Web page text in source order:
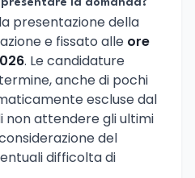
la domanda?
presentazione della
e fissato alle ore
. Le candidature
anche di pochi
escluse dal
non attendere gli ultimi
del
difficolta di